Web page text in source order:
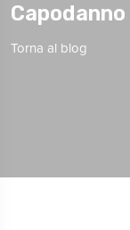
Torna al blog